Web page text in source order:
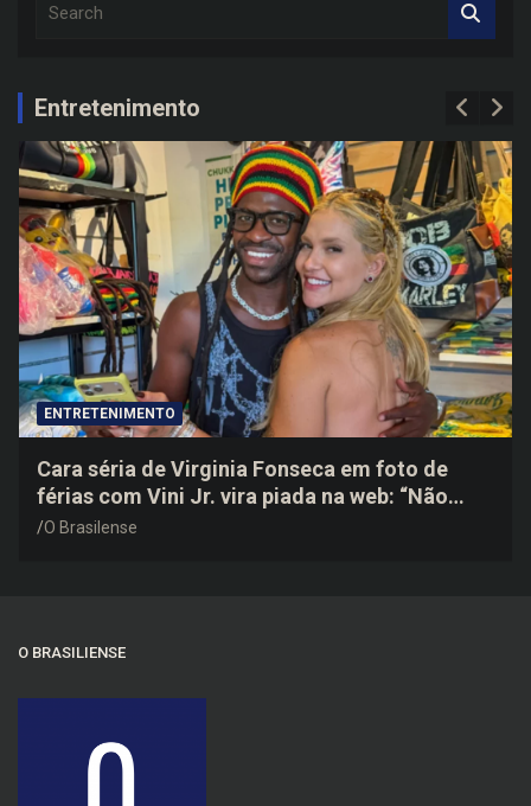
c
h
Entretenimento
ENTRETENIMENTO
Cara séria de Virginia Fonseca em foto de
férias com Vini Jr. vira piada na web: “Não
disfarçou”
O Brasilense
O BRASILIENSE